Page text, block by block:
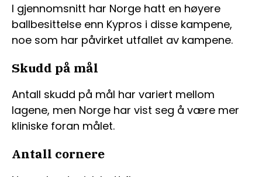
I gjennomsnitt har Norge hatt en høyere
ballbesittelse enn Kypros i disse kampene,
noe som har påvirket utfallet av kampene.
Skudd på mål
Antall skudd på mål har variert mellom
lagene, men Norge har vist seg å være mer
kliniske foran målet.
Antall cornere